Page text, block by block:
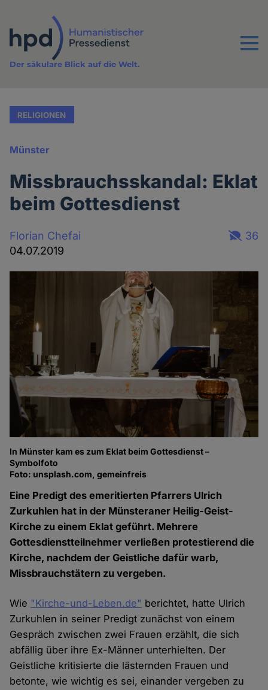
Inhalt
Menu
Der säkulare Blick auf die Welt.
RELIGIONEN
Münster
Missbrauchsskandal: Eklat
beim Gottesdienst
Florian Chefai
04.07.2019
36
In Münster kam es zum Eklat beim Gottesdienst –
Symbolfoto
Foto: unsplash.com, gemeinfreis
Eine Predigt des emeritierten Pfarrers Ulrich
Zurkuhlen hat in der Münsteraner Heilig-Geist-
Kirche zu einem Eklat geführt. Mehrere
Gottesdienstteilnehmer verließen protestierend die
Kirche, nachdem der Geistliche dafür warb,
Missbrauchstätern zu vergeben.
Wie "Kirche-und-Leben.de" berichtet, hatte Ulrich
Zurkuhlen in seiner Predigt zunächst von einem
Gespräch zwischen zwei Frauen erzählt, die sich
abfällig über ihre Ex-Männer unterhielten. Der
Geistliche kritisierte die lästernden Frauen und
betonte, wie wichtig es sei, einander vergeben zu